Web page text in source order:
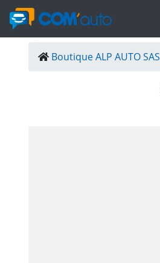
Boutique ALP AUTO SAS